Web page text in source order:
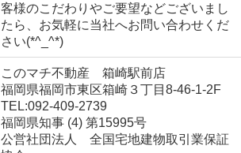
客様のこだわりやご要望などございまし
たら、お気軽に当社へお問い合わせくだ
さい(*^_^*)
このマチ不動産 箱崎駅前店
福岡県福岡市東区箱崎３丁目8-46-1-2F
TEL:092-409-2739
福岡県知事 (4) 第15995号
公営社団法人 全国宅地建物取引業保証